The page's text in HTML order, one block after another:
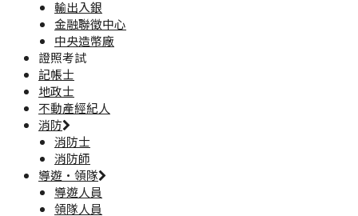
輸出入銀
金融聯徵中心
中央造幣廠
證照考試
記帳士
地政士
不動產經紀人
消防
消防士
消防師
導遊·領隊
導遊人員
領隊人員